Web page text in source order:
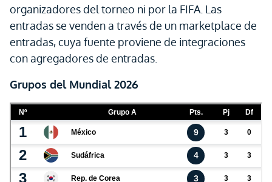
organizadores del torneo ni por la FIFA. Las
entradas se venden a través de un marketplace de
entradas, cuya fuente proviene de integraciones
con agregadores de entradas.
Grupos del Mundial 2026